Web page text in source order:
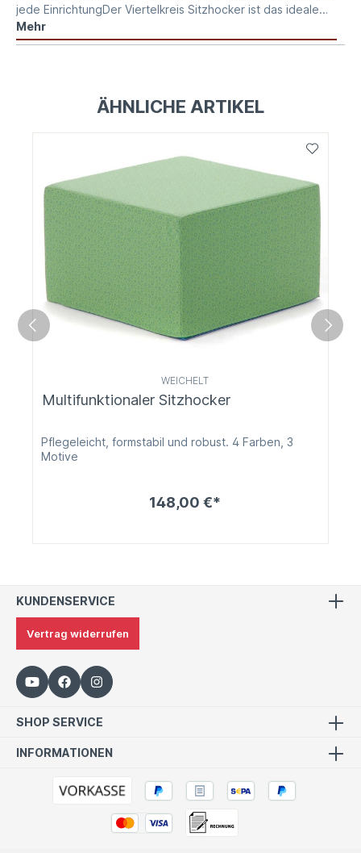
jede EinrichtungDer Viertelkreis Sitzhocker ist das ideale…
Mehr
ÄHNLICHE ARTIKEL
WEICHELT
Multifunktionaler Sitzhocker
Pflegeleicht, formstabil und robust. 4 Farben, 3
Motive
148,00 €*
KUNDENSERVICE
Vertrag widerrufen
SHOP SERVICE
INFORMATIONEN